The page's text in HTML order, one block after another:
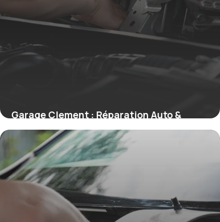
Garage Clement : Réparation Auto &
Tarifs
20 mai 2026